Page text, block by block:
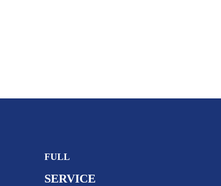
FULL
SERVICE